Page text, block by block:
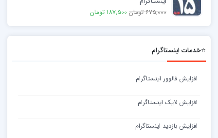
675,000 تومان 187,500 تومان
⭐خدمات اینستاگرام
افزایش فالوور اینستاگرام
افزایش لایک اینستاگرام
افزایش بازدید اینستاگرام